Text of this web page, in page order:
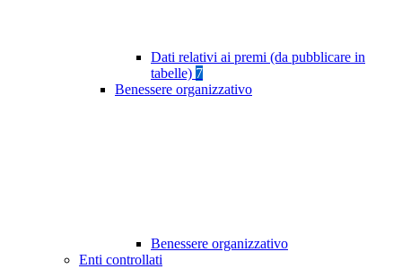
Dati relativi ai premi (da pubblicare in
tabelle) 7
Benessere organizzativo
Benessere organizzativo
Enti controllati